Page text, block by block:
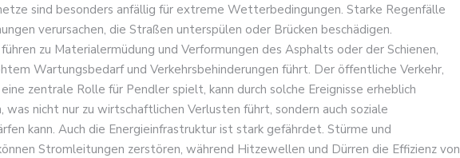
sind besonders anfällig für extreme Wetterbedingungen. Starke Regenfälle
verursachen, die Straßen unterspülen oder Brücken beschädigen.
zu Materialermüdung und Verformungen des Asphalts oder der Schienen,
Wartungsbedarf und Verkehrsbehinderungen führt. Der öffentliche Verkehr,
zentrale Rolle für Pendler spielt, kann durch solche Ereignisse erheblich
nicht nur zu wirtschaftlichen Verlusten führt, sondern auch soziale
kann. Auch die Energieinfrastruktur ist stark gefährdet. Stürme und
Stromleitungen zerstören, während Hitzewellen und Dürren die Effizienz von